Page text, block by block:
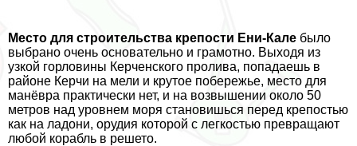
Место для строительства крепости Ени-Кале было
выбрано очень основательно и грамотно. Выходя из
узкой горловины Керченского пролива, попадаешь в
районе Керчи на мели и крутое побережье, место для
манёвра пpaктически нет, и на возвышении около 50
метров над уровнем моря становишься перед крепостью
как на ладони, орудия которой с легкостью превращают
любой корабль в решето.